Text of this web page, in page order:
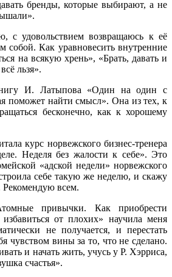
бренды, которые выбирают, а не
удовольствием возвращаюсь к её
собой. Как уравновесить внутренние
на всякую хрень», «Брать, давать и
льзя».
И. Латыпова «Один на один с
поможет найти смысл». Она из тех, к
бесконечно, как к хорошему
курс норвежского бизнес-тренера
Неделя без жалости к себе». Это
«адской недели» норвежского
себе такую же неделю, и скажу
Рекомендую всем.
привычки. Как приобрести
от плохих» научила меня
не получается, и перестать
чувством вины за то, что не сделано.
и начать жить, учусь у Р. Хэрриса,
счастья».